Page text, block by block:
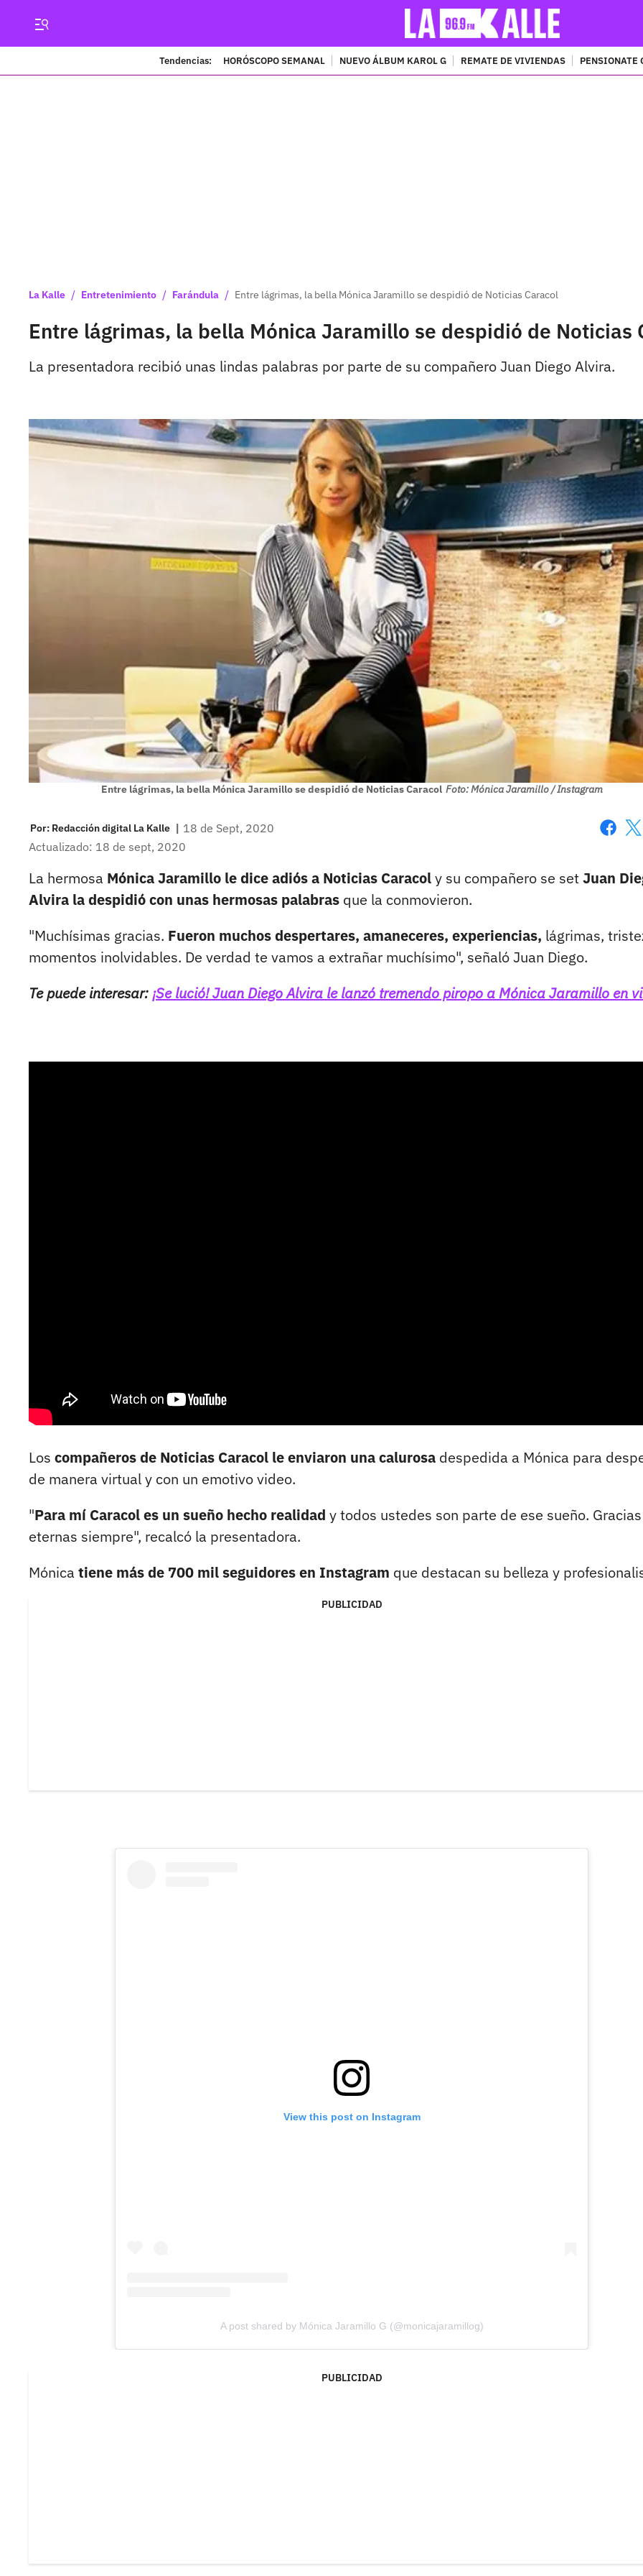
Tendencias: HORÓSCOPO SEMANAL NUEVO ÁLBUM KAROL G REMATE DE VIVIENDAS PENSIONATE
La Kalle / Entretenimiento / Farándula / Entre lágrimas, la bella Mónica Jaramillo se despidió de Noticias Caracol
Entre lágrimas, la bella Mónica Jaramillo se despidió de Noticias
La presentadora recibió unas lindas palabras por parte de su compañero Juan Diego Alvira.
Entre lágrimas, la bella Mónica Jaramillo se despidió de Noticias Caracol Foto: Mónica Jaramillo / Instagram
Por: Redacción digital La Kalle | 18 de Sept, 2020
Actualizado: 18 de sept, 2020
La hermosa Mónica Jaramillo le dice adiós a Noticias Caracoly su compañero se setJuan
Alvira la despidió con unas hermosas palabras que la conmovieron.
"Muchísimas gracias. Fueron muchos despertares, amaneceres, experiencias, lágrimas,
momentos inolvidables. De verdad te vamos a extrañar muchísimo", señaló Juan Diego.
Te puede interesar: ¡Se lució! Juan Diego Alvira le lanzó tremendo piropo a Mónica Jaramillo en
Los compañeros de Noticias Caracol le enviaron una calurosa despedida a Mónica para
de manera virtual y con un emotivo video.
"Para mí Caracol es un sueño hecho realidad y todos ustedes son parte de ese sueño. Gracias
eternas siempre", recalcó la presentadora.
Mónica tiene más de 700 mil seguidores en Instagram que destacan su belleza y
PUBLICIDAD
View this post on Instagram
A post shared by Mónica Jaramillo G (@monicajaramillog)
PUBLICIDAD